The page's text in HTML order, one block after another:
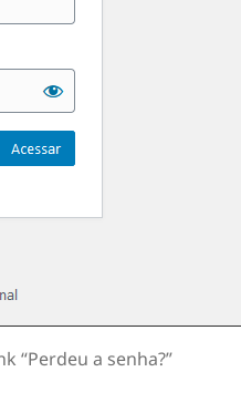
“Perdeu a senha?”